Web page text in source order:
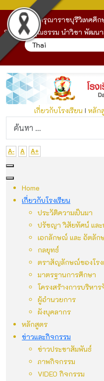
โรงเรียนดรุณาราชบุรีวิเทศศึก
School : คุณธรรม นำวิชา พัฒน
เกี่ยวกับโรงเรียนI หลัก
A- A A+
Home
เกี่ยวกับโรงเรียน
ประวัติความเป็นมา
ปรัชญา วิสัยทัศน์ แล
เอกลักษณ์ และ อัตลัก
กลยุทธ์
ตราสัญลักษณ์ของโรง
มาตรฐานการศึกษา
โครงสร้างการบริหา
ผู้อำนวยการ
ผังบุคลากร
หลักสูตร
ข่าวและกิจกรรม
ข่าวประชาสัมพันธ์
ภาพกิจกรรม
VIDEO กิจกรรม